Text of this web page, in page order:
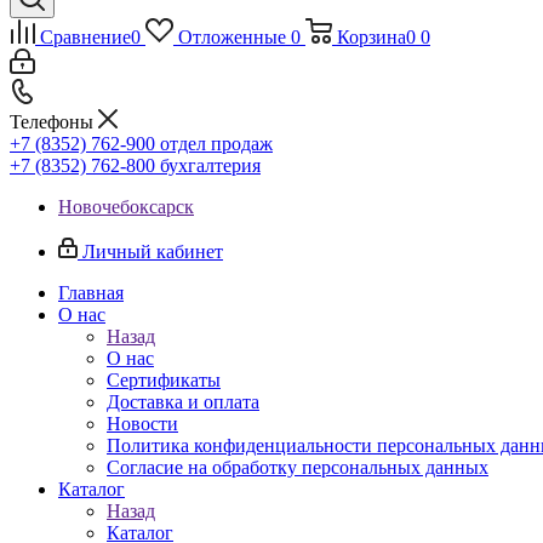
Сравнение0 Отложенные 0 Корзина0 0
Телефоны
+7 (8352) 762-900 отдел продаж
+7 (8352) 762-800 бухгалтерия
Новочебоксарск
Личный кабинет
Главная
О нас
Назад
О нас
Сертификаты
Доставка и оплата
Новости
Политика конфиденциальности персональных
Согласие на обработку персональных данных
Каталог
Назад
Каталог